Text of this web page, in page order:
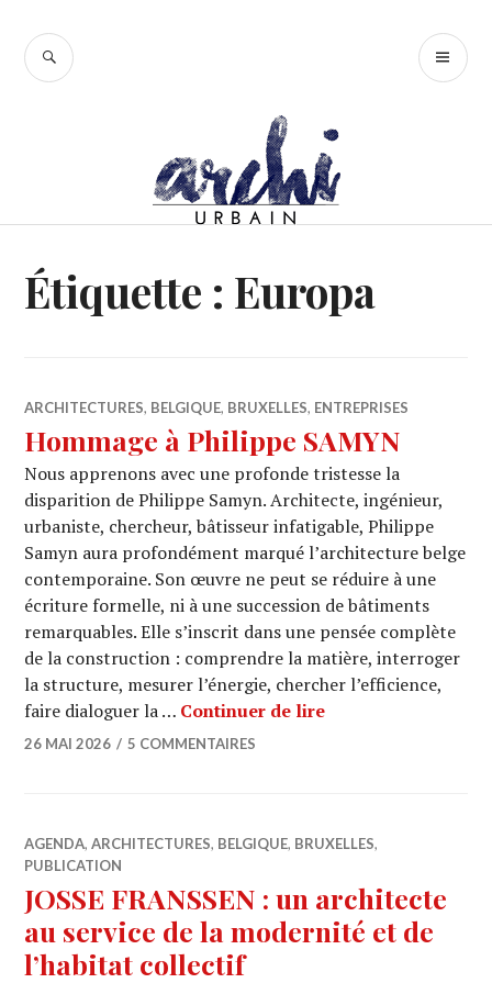
contenu
RECHERCHE
Étiquette : Europa
ARCHITECTURES, BELGIQUE, BRUXELLES, ENTREPRISES
Hommage à Philippe SAMYN
Nous apprenons avec une profonde tristesse la
disparition de Philippe Samyn. Architecte, ingénieur,
urbaniste, chercheur, bâtisseur infatigable, Philippe
Samyn aura profondément marqué l’architecture belge
contemporaine. Son œuvre ne peut se réduire à une
écriture formelle, ni à une succession de bâtiments
remarquables. Elle s’inscrit dans une pensée complète
de la construction : comprendre la matière, interroger
la structure, mesurer l’énergie, chercher l’efficience,
faire dialoguer la … Continuer de lireHommage à
26 MAI 2026 5 COMMENTAIRES
AGENDA,ARCHITECTURES, BELGIQUE, BRUXELLES,
PUBLICATION
JOSSE FRANSSEN : un architecte
au service de la modernité et de
l’habitat collectif